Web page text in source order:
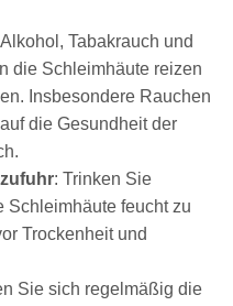
Tabakrauch und
die Schleimhäute reizen
Insbesondere Rauchen
die Gesundheit der
: Trinken Sie
Schleimhäute feucht zu
Trockenheit und
Sie sich regelmäßig die